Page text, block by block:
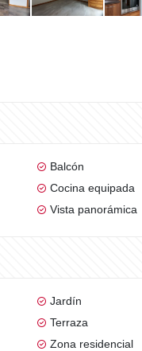
Balcón
Cocina equipada
Vista panorámica
Jardín
Terraza
Zona residencial